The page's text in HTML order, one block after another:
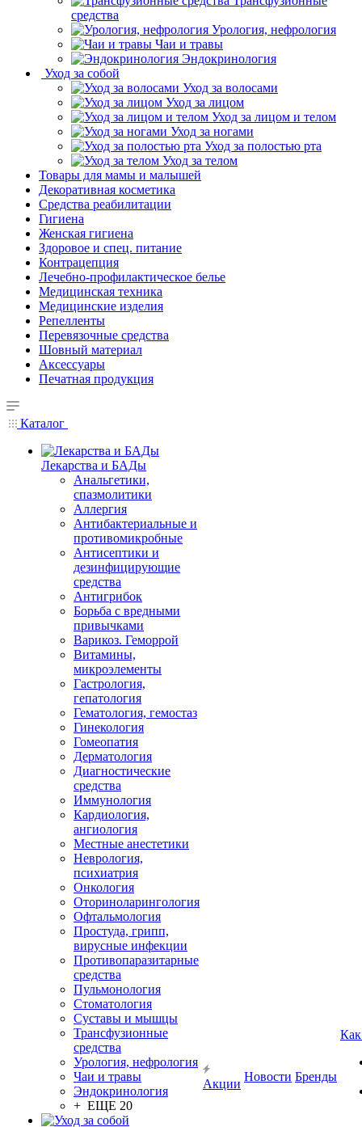
средства
Урология, нефрология
Чаи и травы
Эндокринология
Уход за собой
Уход за волосами
Уход за лицом
Уход за лицом и телом
Уход за ногами
Уход за полостью рта
Уход за телом
Товары для мамы и малышей
Декоративная косметика
Средства реабилитации
Гигиена
Женская гигиена
Здоровое и спец. питание
Контрацепция
Лечебно-профилактическое белье
Медицинская техника
Медицинские изделия
Репелленты
Перевязочные средства
Шовный материал
Аксессуары
Печатная продукция
Каталог
Лекарства и БАДы
Анальгетики,
спазмолитики
Аллергия
Антибактериальные и
противомикробные
Антисептики и
дезинфицирующие
средства
Антигрибок
Борьба с вредными
привычками
Варикоз. Геморрой
Витамины,
микроэлементы
Гастрология,
гепатология
Гематология, гемостаз
Гинекология
Гомеопатия
Дерматология
Диагностические
средства
Иммунология
Кардиология,
ангиология
Местные анестетики
Неврология,
психиатрия
Онкология
Оториноларингология
Офтальмология
Простуда, грипп,
вирусные инфекции
Противопаразитарные
средства
Пульмонология
Стоматология
Суставы и мышцы
Трансфузионные
средства
Урология, нефрология
Чаи и травы
Эндокринология
+ ЕЩЕ 20
Акции
Новости Бренды